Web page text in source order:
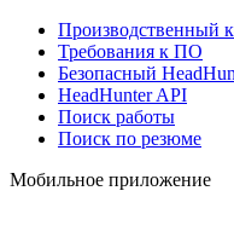
Производственный
Требования к ПО
Безопасный
HeadHunter API
Поиск работы
Поиск по резюме
Мобильное приложение